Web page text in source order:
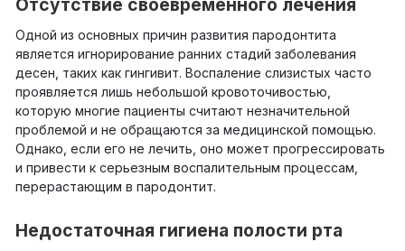
Отсутствие своевременного лечения
Одной из основных причин развития пародонтита
является игнорирование ранних стадий заболевания
десен, таких как гингивит. Воспаление слизистых часто
проявляется лишь небольшой кровоточивостью,
которую многие пациенты считают незначительной
проблемой и не обращаются за медицинской помощью.
Однако, если его не лечить, оно может прогрессировать
и привести к серьезным воспалительным процессам,
перерастающим в пародонтит.
Недостаточная гигиена полости рта